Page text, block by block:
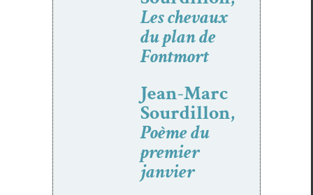
Les chevaux
du plan de
Fontmort
Jean-Marc
Sourdillon,
Poème du
premier
janvier